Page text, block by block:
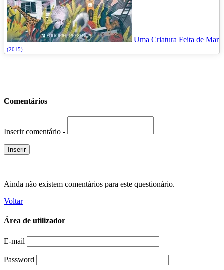
Uma Criatura Feita de Mar
(2015)
Comentários
Inserir comentário -
Ainda não existem comentários para este questionário.
Voltar
Área de utilizador
E-mail
Password